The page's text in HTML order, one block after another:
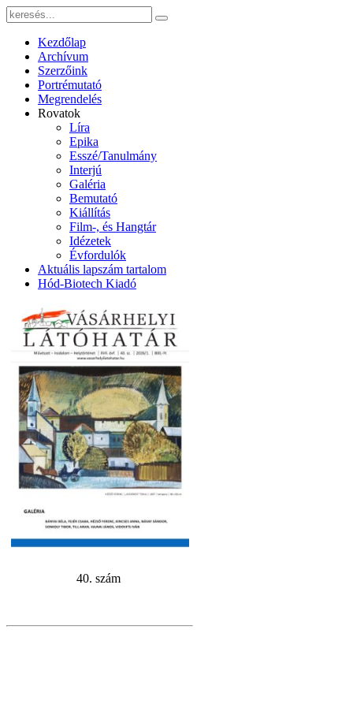
Kezdőlap
Archívum
Szerzőink
Portrémutató
Megrendelés
Rovatok
Líra
Epika
Esszé/Tanulmány
Interjú
Galéria
Bemutató
Kiállítás
Film-, és Hangtár
Idézetek
Évfordulók
Aktuális lapszám tartalom
Hód-Biotech Kiadó
40. szám